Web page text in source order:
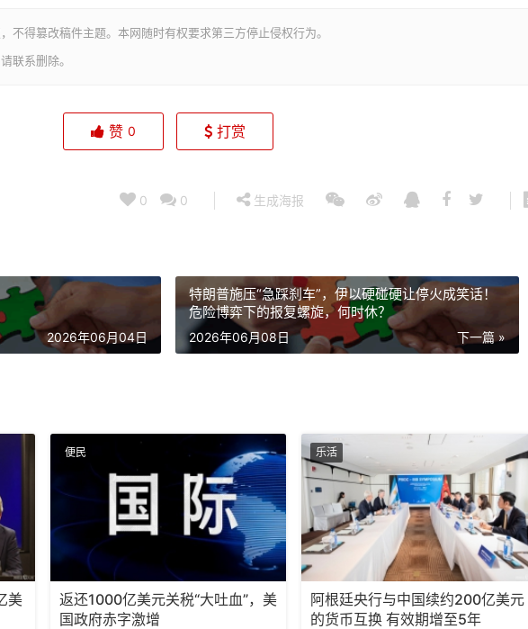
不得篡改稿件主题。本网随时有权要求第三方停止侵权行为。
联系删除。
赞 0 打赏
0 0 生成海报
2026年06月04日
特朗普施压“急踩刹车”，伊以硬碰硬让停火成笑话！
危险博弈下的报复螺旋，何时休？
下一篇 »
2026年06月08日
美
便民
返还1000亿美元关税“大吐血”，美
国政府赤字激增
乐活
阿根廷央行与中国续约200亿美元
的货币互换 有效期增至5年